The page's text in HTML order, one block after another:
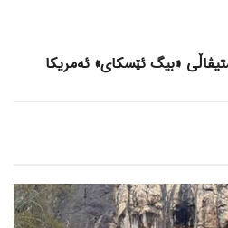
«بیگ ئێسکای» ئەمریکا